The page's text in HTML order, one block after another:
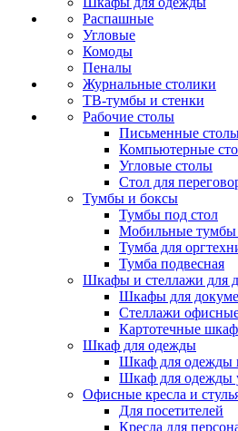
Распашные
Угловые
Комоды
Пеналы
Журнальные столики
ТВ‑тумбы и стенки
Рабочие столы
Письменные
Компьютерные
Угловые столы
Стол для
Тумбы и боксы
Тумбы под стол
Мобильные тумбы
Тумба для
Тумба подвесная
Шкафы и стеллажи для
Шкафы для
Стеллажи
Картотечные
Шкаф для одежды
Шкаф для одежды
Шкаф для одежды
Офисные кресла и
Для посетителей
Кресла для